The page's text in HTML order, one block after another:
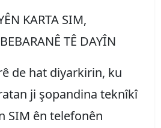
KARTA SIM,
TÊ DAYÎN
de hat diyarkirin, ku
ji şopandina teknîkî
SIM ên telefonên